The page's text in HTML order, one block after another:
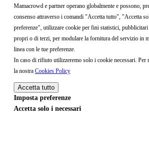
Mamacrowd e partner operano globalmente e possono,
consenso attraverso i comandi "Accetta tutto", "Accetta
preferenze", utilizzare cookie per fini statistici,
propri o di terzi, per modulare la fornitura del servizio in
linea con le tue preferenze.
In caso di rifiuto utilizzeremo solo i cookie necessari.
la nostra Cookies Policy
Accetta tutto
Imposta preferenze
Accetta solo i necessari